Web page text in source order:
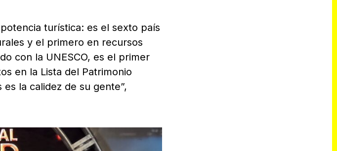
turística: es el sexto país
y el primero en recursos
con la UNESCO, es el primer
en la Lista del Patrimonio
la calidez de su gente”,